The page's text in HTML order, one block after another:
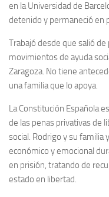
en la Universidad de
detenido y permaneció en
Trabajó desde que salió
movimientos de ayuda
Zaragoza. No tiene
una familia que lo apoya.
La Constitución Española
de las penas privativas de
social. Rodrigo y su familia
económico y emocional
en prisión, tratando de
estado en libertad.